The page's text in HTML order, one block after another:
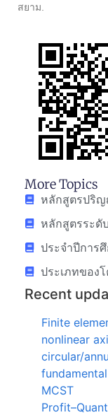
สยาม.
More Topics
หลักสูตรปริญ
หลักสูตรระดั
ประจำปีการ
ประเภทของ
Recent
Finite
nonlinear
circular/
MCST